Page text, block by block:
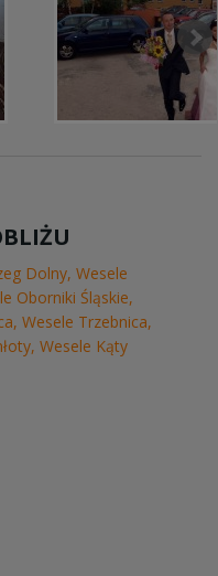
Dolny, Wesele
Oborniki Śląskie,
, Wesele Trzebnica,
, Wesele Kąty